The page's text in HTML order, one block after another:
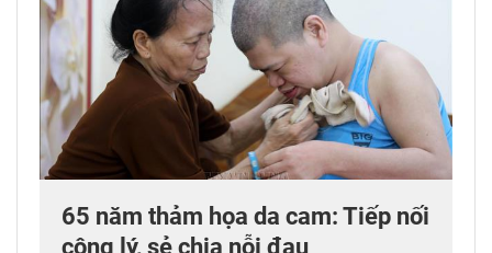
65 năm thảm họa da cam: Tiếp nối
công lý, sẻ chia nỗi đau